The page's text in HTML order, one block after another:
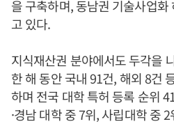
을 구축하며, 동남권 기술사업
고 있다.
지식재산권 분야에서도 두각을
한 해 동안 국내 91건, 해외 8건
하며 전국 대학 특허 등록 순위
·경남 대학 중 7위, 사립대학 중